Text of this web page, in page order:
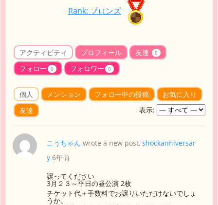
Rank: ブロンズ
アクティビティ プロフィール 友達 0
フォロー 0 フォロワー 0
個人 メンション フォロー中の投稿
お気に入り
友達
表示:
こうちゃん wrote a new post, shockanniversar
y 6年前
譲ってください
3月２３～平日の昼公演 2枚
チケット代＋手数料でお譲りいただけないでしょ
うか。